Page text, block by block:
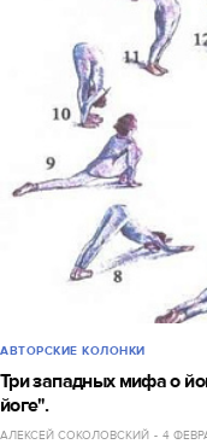
АВТОРСКИЕ КОЛОНКИ
Три западных мифа о
йоге".
АЛЕКСЕЙ СОКОЛОВСКИЙ 4